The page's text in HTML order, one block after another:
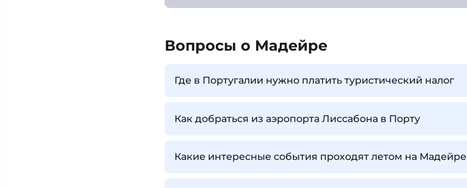
Вопросы о Мадейре
Где в Португалии нужно платить туристический налог
Как добраться из аэропорта Лиссабона в Порту
Какие интересные события проходят летом на Мадейре